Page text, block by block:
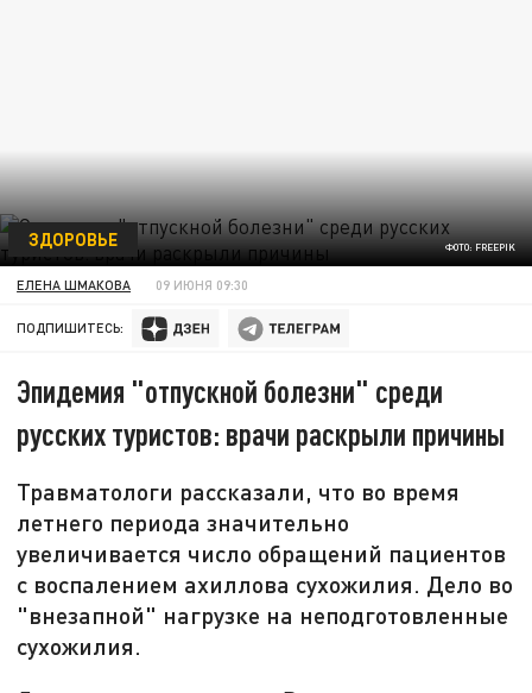
ФОТО: FREEPIK
ЗДОРОВЬЕ
ЕЛЕНА ШМАКОВА 09 ИЮНЯ 09:30
ПОДПИШИТЕСЬ:
Эпидемия "отпускной болезни" среди
русских туристов: врачи раскрыли причины
Травматологи рассказали, что во время
летнего периода значительно
увеличивается число обращений пациентов
с воспалением ахиллова сухожилия. Дело во
"внезапной" нагрузке на неподготовленные
сухожилия.